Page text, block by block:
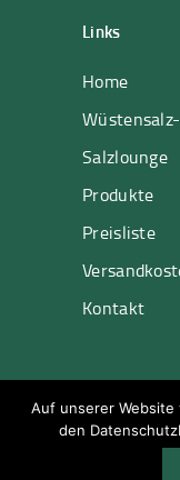
Links
Home
Salzlounge
Produkte
Preisliste
Kontakt
Auf unserer
den